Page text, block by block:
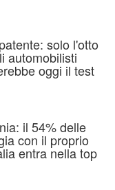
solo l'otto
automobilisti
oggi il test
il 54% delle
con il proprio
entra nella top